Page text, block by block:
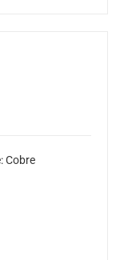
Cobre